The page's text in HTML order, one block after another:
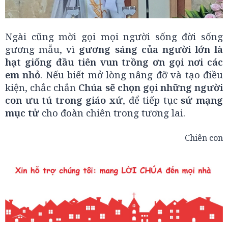
Ngài cũng mời gọi mọi người sống đời sống
gương mẫu, vì gương sáng của người lớn là
hạt giống đầu tiên vun trồng ơn gọi nơi các
em nhỏ. Nếu biết mở lòng nâng đỡ và tạo điều
kiện, chắc chắn Chúa sẽ chọn gọi những người
con ưu tú trong giáo xứ, để tiếp tụcsứ mạng
mục tử cho đoàn chiên trong tương lai.
Chiên con